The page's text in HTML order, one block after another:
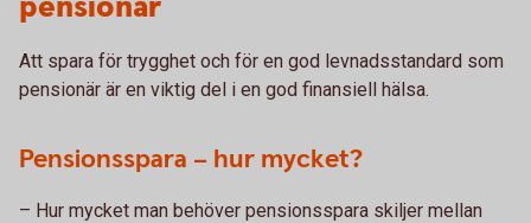
Att spara för trygghet och för en god levnadsstandard som
pensionär är en viktig del i en god finansiell hälsa.
Pensionsspara – hur mycket?
– Hur mycket man behöver pensionsspara skiljer mellan